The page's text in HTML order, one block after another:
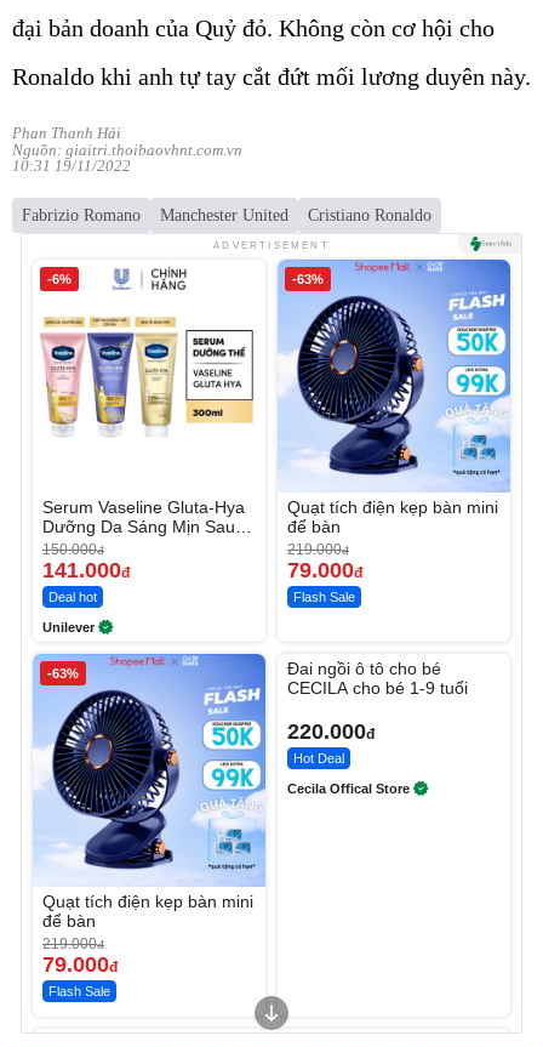
đại bản doanh của Quỷ đỏ. Không còn cơ hội cho
Ronaldo khi anh tự tay cắt đứt mối lương duyên này.
Phan Thanh Hải
Nguồn: giaitri.thoibaovhnt.com.vn
10:31 19/11/2022
Fabrizio Romano Manchester United Cristiano Ronaldo
ADVERTISEMENT
-6%
Serum Vaseline Gluta-Hya
Dưỡng Da Sáng Mịn Sau 7
Ngày
150.000đ
141.000đ
Deal hot
Unilever
-63%
Quạt tích điện kẹp bàn mini
để bàn
219.000đ
79.000đ
Flash Sale
-63%
Quạt tích điện kẹp bàn mini
để bàn
219.000đ
79.000đ
Flash Sale
Đai ngồi ô tô cho bé
CECILA cho bé 1-9 tuổi
220.000đ
Hot Deal
Cecila Offical Store